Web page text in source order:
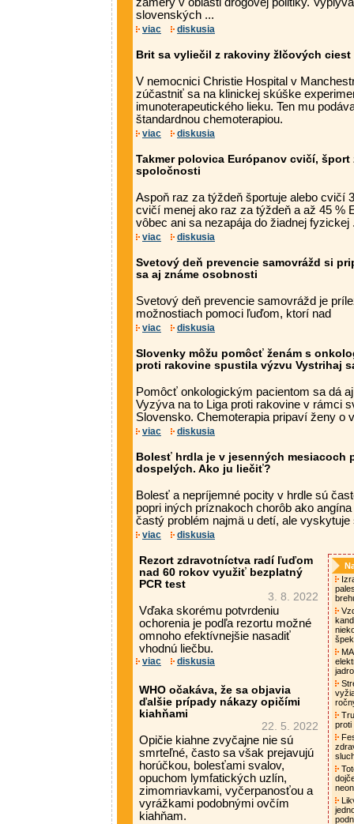
slovenských ...
viac diskusia
Brit sa vyliečil z rakoviny žlčových
V nemocnici Christie Hospital v
zúčastniť sa na klinickej skúške
imunoterapeutického lieku. Ten mu
štandardnou chemoterapiou.
viac diskusia
Takmer polovica Európanov cvičí,
spoločnosti
Aspoň raz za týždeň športuje alebo cvičí
cvičí menej ako raz za týždeň a až 45 %
vôbec ani sa nezapája do žiadnej fyzickej
viac diskusia
Svetový deň prevencie samovrážd si
sa aj známe osobnosti
Svetový deň prevencie samovrážd je
možnostiach pomoci ľuďom, ktorí nad
viac diskusia
Slovenky môžu pomôcť ženám s
proti rakovine spustila výzvu Vystrihaj
Pomôcť onkologickým pacientom sa dá
Vyzýva na to Liga proti rakovine v rámci
Slovensko. Chemoterapia pripaví ženy o
viac diskusia
Bolesť hrdla je v jesenných mesiacoch
dospelých. Ako ju liečiť?
Bolesť a nepríjemné pocity v hrdle sú
popri iných príznakoch chorôb ako
častý problém najmä u detí, ale
viac diskusia
Rezort zdravotníctva radí ľuďom
nad 60 rokov využiť bezplatný
PCR test
3. 8. 2022
Vďaka skorému potvrdeniu
ochorenia je podľa rezortu možné
omnoho efektívnejšie nasadiť
vhodnú liečbu.
viac diskusia
WHO očakáva, že sa objavia
ďalšie prípady nákazy opičími
kiahňami
22. 5. 2022
Opičie kiahne zvyčajne nie sú
smrteľné, často sa však prejavujú
horúčkou, bolesťami svalov,
opuchom lymfatických uzlín,
zimomriavkami, vyčerpanosťou a
vyrážkami podobnými ovčím
kiahňam.
proti